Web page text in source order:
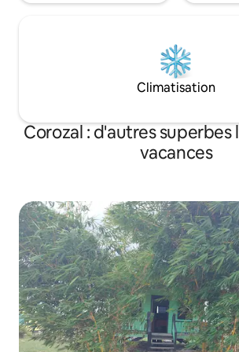
Climatisation
Corozal : d'autres superbes
vacances